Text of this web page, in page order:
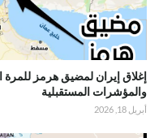
إغلاق إيران لمضيق هرمز للمرة
والمؤشرات المستقبلية
أبريل 18, 2026